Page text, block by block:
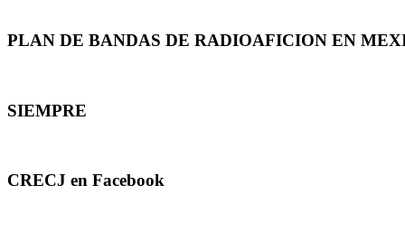
PLAN DE BANDAS DE RADIOAFICION EN
SIEMPRE
CRECJ en Facebook